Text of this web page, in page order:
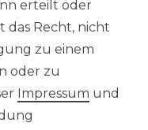
Anlage mit Speicher
Solaranlagen
erteilt oder
das Recht, nicht
zu einem
oder zu
Impressum und